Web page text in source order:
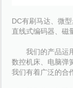
DC有刷马达、微
直线式编码器、磁
我们的产品运用
数控机床、电脑弹
我们有着广泛的合